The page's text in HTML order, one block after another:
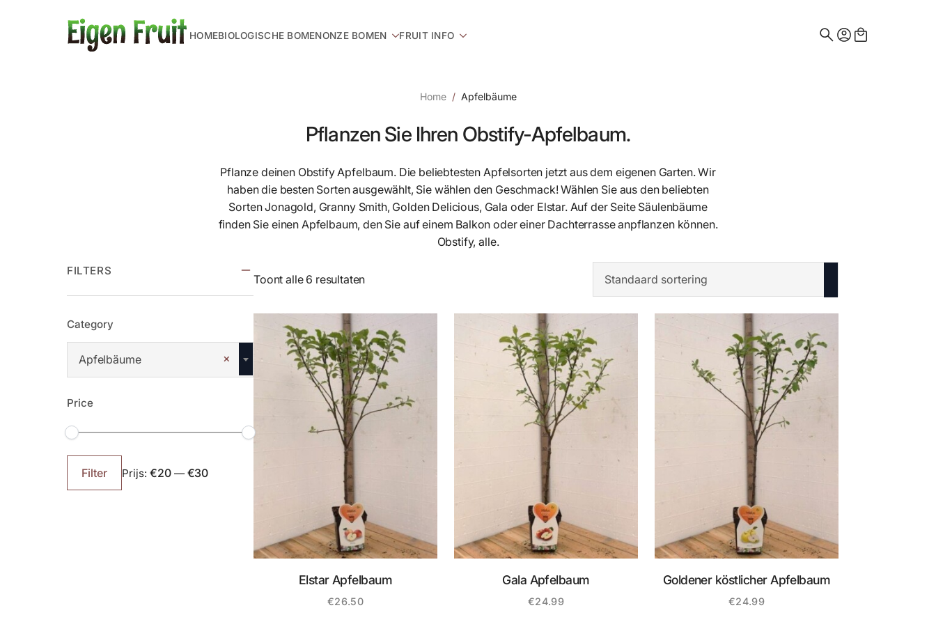
HOMEBIOLOGISCHE BOMENONZE BOMEN FRUIT INFO
Home Apfelbäume
Pflanzen Sie Ihren Obstify-Apfelbaum.
Pflanze deinen Obstify Apfelbaum. Die beliebtesten Apfelsorten jetzt aus dem eigenen Garten. Wir
haben die besten Sorten ausgewählt, Sie wählen den Geschmack! Wählen Sie aus den beliebten
Sorten Jonagold, Granny Smith, Golden Delicious, Gala oder Elstar. Auf der Seite Säulenbäume
finden Sie einen Apfelbaum, den Sie auf einem Balkon oder einer Dachterrasse anpflanzen können.
Obstify, alle.
FILTERS
Category
×
Apfelbäume
Price
Min.
prijs
Max.
prijsFilter Prijs: €20—€30
Toont alle 6 resultaten
Elstar Apfelbaum
€26.50
Gala Apfelbaum
€24.99
Goldener köstlicher Apfelbaum
€24.99